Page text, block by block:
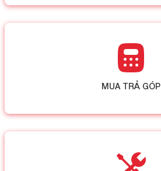
MUA TRẢ GÓP